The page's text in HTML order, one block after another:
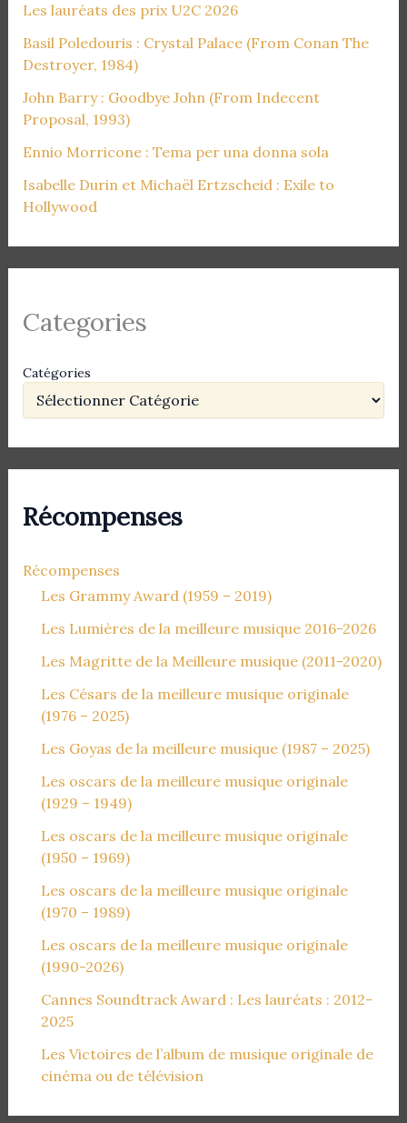
Les lauréats des prix U2C 2026
Basil Poledouris : Crystal Palace (From Conan The
Destroyer, 1984)
John Barry : Goodbye John (From Indecent
Proposal, 1993)
Ennio Morricone : Tema per una donna sola
Isabelle Durin et Michaël Ertzscheid : Exile to
Hollywood
Categories
Catégories
Récompenses
Récompenses
Les Grammy Award (1959 – 2019)
Les Lumières de la meilleure musique 2016-2026
Les Magritte de la Meilleure musique (2011-2020)
Les Césars de la meilleure musique originale
(1976 – 2025)
Les Goyas de la meilleure musique (1987 – 2025)
Les oscars de la meilleure musique originale
(1929 – 1949)
Les oscars de la meilleure musique originale
(1950 – 1969)
Les oscars de la meilleure musique originale
(1970 – 1989)
Les oscars de la meilleure musique originale
(1990-2026)
Cannes Soundtrack Award : Les lauréats : 2012-
2025
Les Victoires de l’album de musique originale de
cinéma ou de télévision